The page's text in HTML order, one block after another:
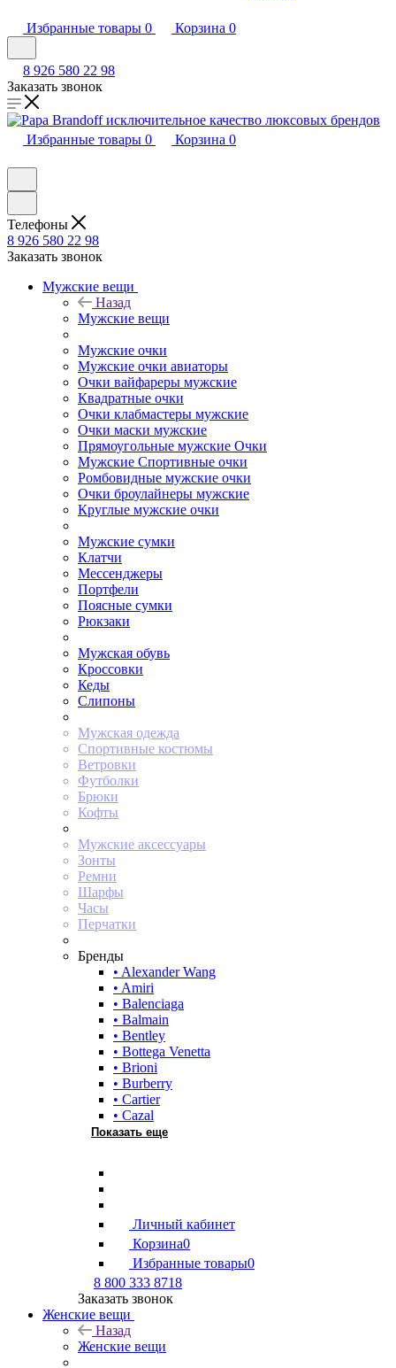
Избранные товары 0 Корзина 0
8 926 580 22 98
Заказать звонок
Избранные товары 0 Корзина 0
Телефоны
8 926 580 22 98
Заказать звонок
Мужские вещи
Назад
Мужские вещи
Мужские очки
Мужские очки авиаторы
Очки вайфареры мужские
Квадратные очки
Очки клабмастеры мужские
Очки маски мужские
Прямоугольные мужские Очки
Мужские Спортивные очки
Ромбовидные мужские очки
Очки броулайнеры мужские
Круглые мужские очки
Мужские сумки
Клатчи
Мессенджеры
Портфели
Поясные сумки
Рюкзаки
Мужская обувь
Кроссовки
Кеды
Слипоны
Мужская одежда
Спортивные костюмы
Ветровки
Футболки
Брюки
Кофты
Мужские аксессуары
Зонты
Ремни
Шарфы
Часы
Перчатки
Бренды
• Alexander Wang
• Amiri
• Balenciaga
• Balmain
• Bentley
• Bottega Venetta
• Brioni
• Burberry
• Cartier
• Cazal
Показать еще
Личный кабинет
Корзина0
Избранные товары0
8 800 333 8718
Заказать звонок
Женские вещи
Назад
Женские вещи